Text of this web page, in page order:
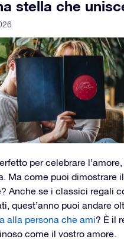
stella che
per celebrare
Ma come puoi dimostrare
Anche se i classici regali
quest’anno puoi andare
alla persona che ami? È il
come il vostro amore.